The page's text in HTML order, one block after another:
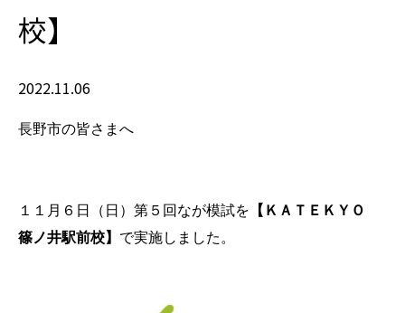
校】
2022.11.06
長野市の皆さまへ
１１月６日（日）第５ 回なが模試を 【ＫＡＴＥＫＹＯ
篠ノ井駅前校】 で実施しました。